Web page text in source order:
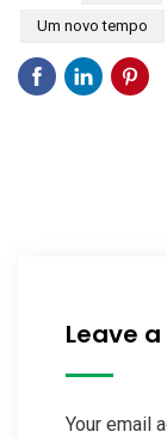
Um novo tempo
Leave
Your email